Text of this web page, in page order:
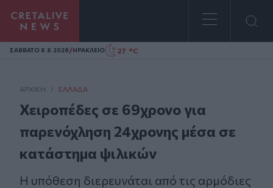
Homepage
ΣAΒΒΑΤΟ 8.8.2026/ΗΡΑΚΛΕΙΟ 27 °C
ΑΡΧΙΚΗ / ΕΛΛΆΔΑ
Χειροπέδες σε 69χρονο για
παρενόχληση 24χρονης μέσα σε
κατάστημα ψιλικών
Η υπόθεση διερευνάται από τις αρμόδιες